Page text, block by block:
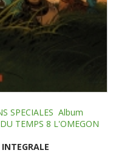
SPECIALES Album
TEMPS 8 L'OMEGON